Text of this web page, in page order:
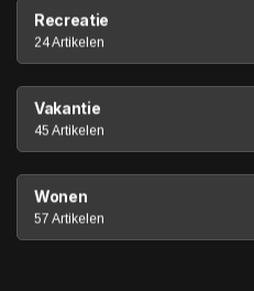
Recreatie
24 Artikelen
Vakantie
45 Artikelen
Wonen
57 Artikelen